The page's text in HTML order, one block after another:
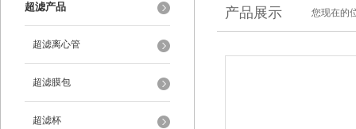
超滤产品
超滤离心管
超滤膜包
超滤杯
产品展示 您现在的